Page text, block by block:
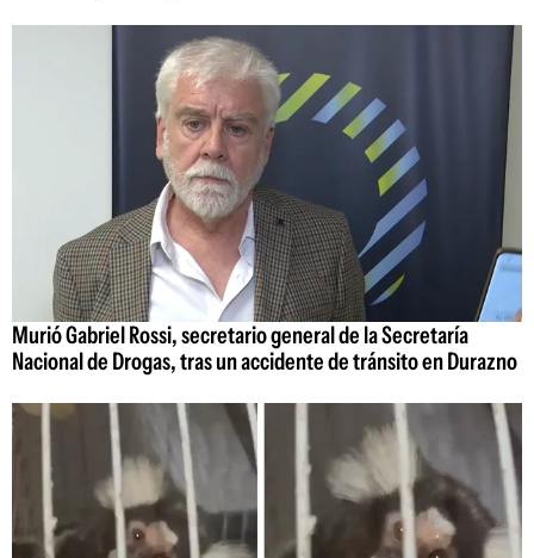
Murió Gabriel Rossi, secretario general de la Secretaría
Nacional de Drogas, tras un accidente de tránsito en Durazno